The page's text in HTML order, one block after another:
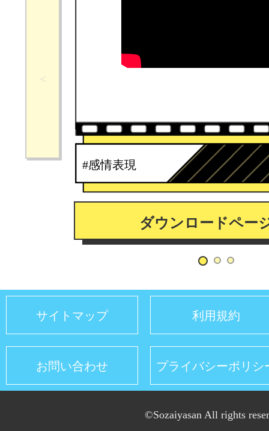
#感情表現
ダウンロードペー
サイトマップ 利用規約
お問い合わせ プライバシーポリシ
©Sozaiyasan All rights